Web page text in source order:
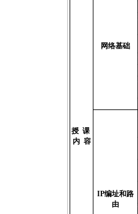
授 课
内 容
网络基础
IP编址和路
由